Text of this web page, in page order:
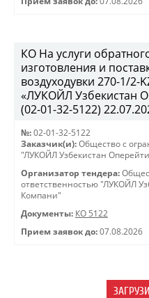
КО На услуги
изготовления и
воздуходувки 270-1/2-
«ЛУКОЙЛ Узбекистан
(02-01-32-5122)
№: 02-01-32-5122
Заказчик(и): Общество с
"ЛУКОЙЛ Узбекистан
Организатор тендера:
ответственностью "ЛУКОЙЛ
Компани"
Документы: КО 5122
Прием заявок до: 07.08.2026